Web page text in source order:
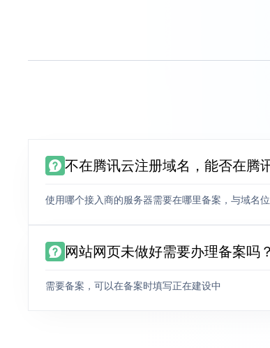
不在腾讯云注册域名，能否在腾
使用哪个接入商的服务器需要在哪里备案，与域名
网站网页未做好需要办理备案吗？
需要备案，可以在备案时填写正在建设中